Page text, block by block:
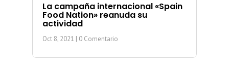
La campaña internacional «Spain
Food Nation» reanuda su
actividad
Oct 8, 2021 | 0 Comentario